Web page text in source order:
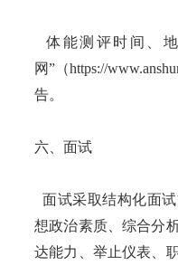
体能测评时间、
网”（https://
告。
六、面试
面试采取结构化面
想政治素质、综合分
达能力、举止仪表、